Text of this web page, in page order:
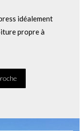
idéalement
propre à